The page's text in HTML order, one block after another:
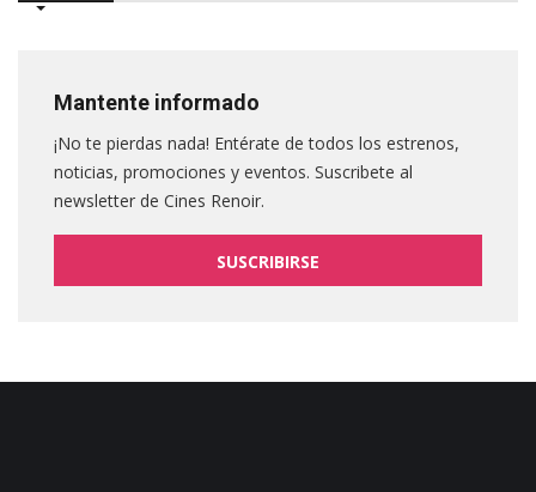
Mantente informado
¡No te pierdas nada! Entérate de todos los estrenos,
noticias, promociones y eventos. Suscribete al
newsletter de Cines Renoir.
SUSCRIBIRSE